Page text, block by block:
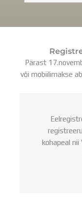
Pärast
või mobiilimakse
kohapeal